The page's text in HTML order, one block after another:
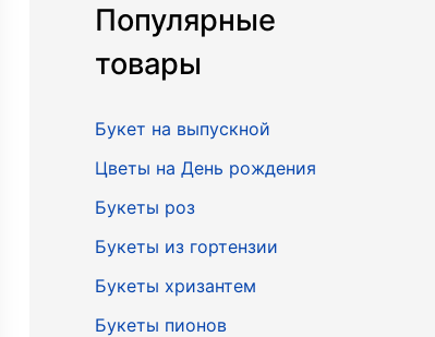
Популярные
товары
Букет на выпускной
Цветы на День рождения
Букеты роз
Букеты из гортензии
Букеты хризантем
Букеты пионов